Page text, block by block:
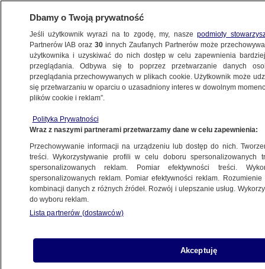
BIZNES
ZE ŚWIATA
awarii gazociągu
24.10.2023, 20:10
Udostępnij
Z miejsca uszkodzenia gazociągu
wtorek duża, ważąca 6 ton kotwica, o
wymiarach 2,5 x 2 x 1 metr – poinformowała
Dbamy o Twoją prywatność
Jeśli użytkownik wyrazi na to zgodę, my, naszepodmioty
Partnerów IAB oraz30 innych Zaufanych Partnerów może
użytkownika i uzyskiwać do nich dostęp w celu zapewnienia
przeglądania. Odbywa się to poprzez przetwarzanie danych
przeglądania przechowywanych w plikach cookie. Użytkownik może
się przetwarzaniu w oparciu o uzasadniony interes w dowolnym
plików cookie i reklam”.
Polityka Prywatności
Wraz z naszymi partnerami przetwarzamy dane w celu zapewnienia:
Przechowywanie informacji na urządzeniu lub dostęp do nich.
treści. Wykorzystywanie profili w celu doboru spersonalizowanych
spersonalizowanych reklam. Pomiar efektywności treści.
spersonalizowanych reklam. Pomiar efektywności reklam.
kombinacji danych z różnych źródeł. Rozwój i ulepszanie usług.
do wyboru reklam.
Lista partnerów (dostawców)
Akceptuję